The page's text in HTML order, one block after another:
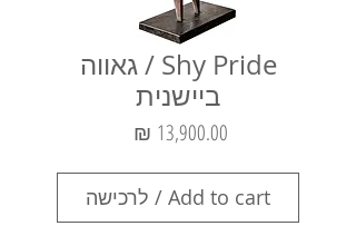
Shy Pride / גאווה
ביישנית
Add to cart / לרכישה